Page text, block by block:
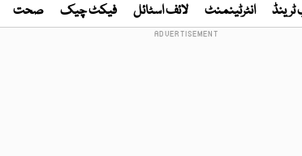
ٹرینڈ انٹرٹینمنٹ لائف اسٹائل فیکٹ چیک صحت